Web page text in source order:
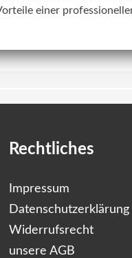
einer
Rechtliches
Impressum
Datenschutzerklärung
Widerrufsrecht
unsere AGB